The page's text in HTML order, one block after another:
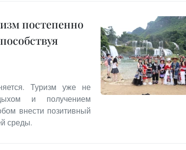
постепенно
Туризм уже не
и получением
внести позитивный
среды.